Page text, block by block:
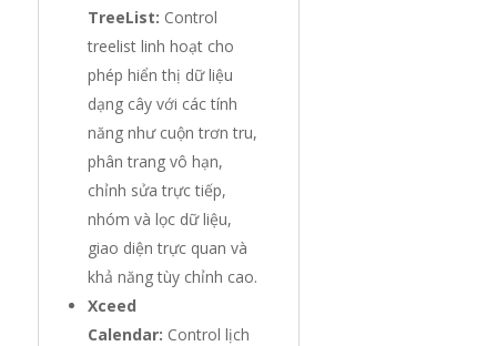
TreeList: Control
treelist linh hoạt cho
phép hiển thị dữ liệu
dạng cây với các tính
năng như cuộn trơn tru,
phân trang vô hạn,
chỉnh sửa trực tiếp,
nhóm và lọc dữ liệu,
giao diện trực quan và
khả năng tùy chỉnh cao.
Xceed
Calendar: Control lịch